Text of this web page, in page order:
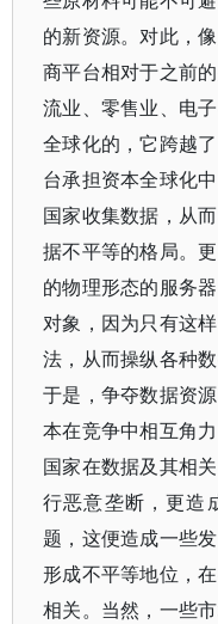
的新资源。对此，
商平台相对于之前
流业、零售业、电
全球化的，它跨越
台承担资本全球化
国家收集数据，从
据不平等的格局。
的物理形态的服务
对象，因为只有这
法，从而操纵各种
于是，争夺数据资
本在竞争中相互角
国家在数据及其相
行恶意垄断，更造
题，这便造成一些
形成不平等地位，
相关。当然，一些